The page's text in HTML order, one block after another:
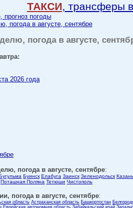
ТАКСИ, трансферы
прогноз погоды
погода в августе, сентябре
погода в августе,
2026 года
погода в августе, сентябре:
Буинск Елабуга Заинск Зеленодольск Казань
Поташная Поляна Тетюши Чистополь
погода в августе, сентябре:
область Астраханская область Башкортостан
Еврейская автономная область Забайкальский край